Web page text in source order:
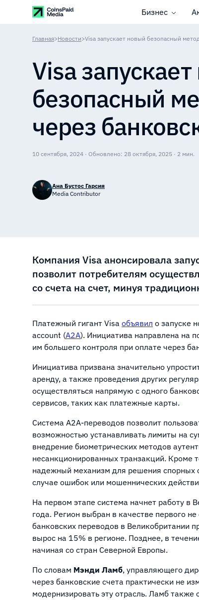
Бизнес
Главная>Новости>Visa запускает новый безопасный
Visa
безопасный
через
10 сентября, 2024 · Обновлено: 28 октября, 2025 · 2 мин.
Ана Бустос Гарсия
Media Contributor
Компания Visa анонсировала
позволит потребителям
со счета на счет, минуя
Платежный гигант Visa объявил о запуске
account (A2A). Инициатива направлена на
им большего контроля при оплате через
Инициатива призвана значительно
аренду, а также проведения других
осуществляться напрямую с одного
сервисов, таких как платежные карты.
Система A2A-переводов позволит
возможностью устанавливать лимиты на
внедрение биометрических методов
несанкционированных транзакций. Кроме
надежный механизм для решения спорных
случае ошибок или мошеннических
На первом этапе система начнет работу в
года. Регион выбран в качестве первого
банковских переводов в Великобритании
вырос на 15% в регионе. Позднее, в
начиная со стран Северной Европы.
По словам Мэнди Ламб, управляющего
через банковские счета практически не
модернизировать эту отрасль. Ламб